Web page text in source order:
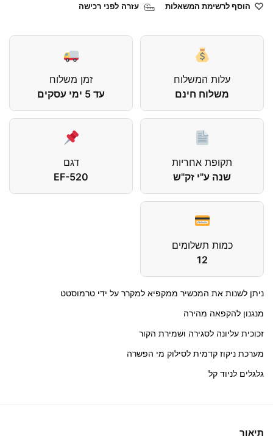
הוסף לרשימת המשאלות עזרה לפני רכישה
עלות המשלוח
משלוח חינם
זמן משלוח
עד 5 ימי עסקים
תקופת אחריות
שנה ע"י זק"ש
דגם
EF-520
כמות תשלומים
12
ניתן לשנות את המכשיר ממקפיא למקרר על ידי טרמוסטט
מנגנון להקפאה מהירה
זכוכית עליונה לסגירה ושמירת הקור
מערכת ניקוז קדמית לסילוק מי הפשרה
גלגלים לניוד קל
תיאור